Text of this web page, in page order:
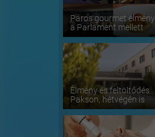
Páros gourmet élmény
a Parlament mellett
Élmény és feltöltődés
Pakson, hétvégén is